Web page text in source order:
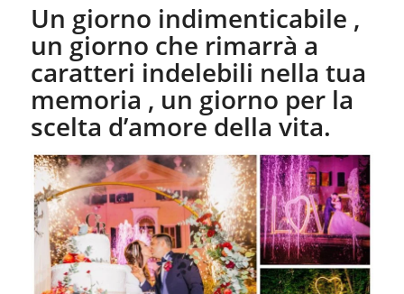
Un giorno indimenticabile ,
un giorno che rimarrà a
caratteri indelebili nella tua
memoria , un giorno per la
scelta d’amore della vita.